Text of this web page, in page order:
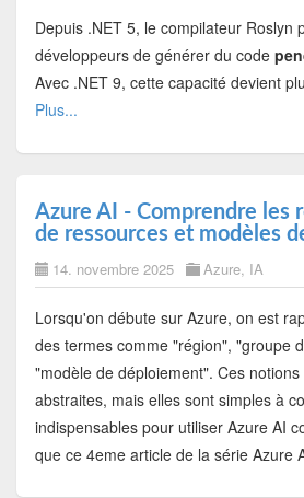
Depuis .NET 5, le compilateur Roslyn
développeurs de générer du code
Avec .NET 9, cette capacité devient
Plus...
Azure AI - Comprendre les
de ressources et modèles
14. novembre 2025 Azure, IA
Lorsqu'on débute sur Azure, on est
des termes comme "région", "groupe
"modèle de déploiement". Ces
abstraites, mais elles sont simples à
indispensables pour utiliser Azure AI
que ce 4eme article de la série Azure